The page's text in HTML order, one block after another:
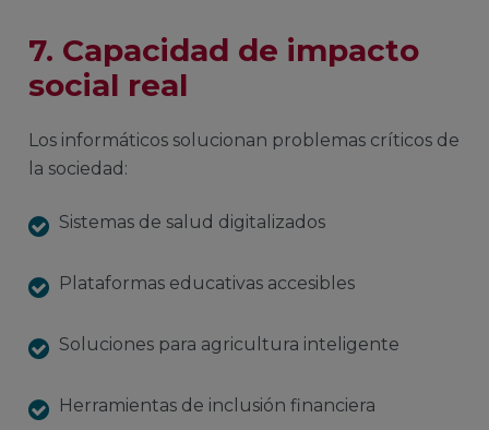
7. Capacidad de impacto
social real
Los informáticos solucionan problemas críticos de
la sociedad:
Sistemas de salud digitalizados
Plataformas educativas accesibles
Soluciones para agricultura inteligente
Herramientas de inclusión financiera